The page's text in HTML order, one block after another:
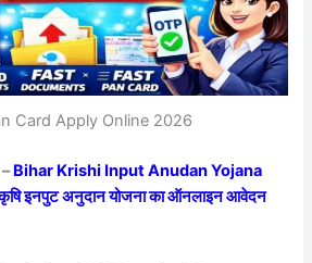
Card Apply Online 2026
Bihar Krishi Input Anudan Yojana
इनपुट अनुदान योजना का ऑनलाइन आवेदन